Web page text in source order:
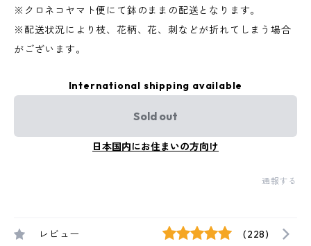
※クロネコヤマト便にて鉢のままの配送となります。
※配送状況により枝、花柄、花、刺などが折れてしまう場合
がございます。
International shipping available
Sold out
日本国内にお住まいの方向け
通報する
レビュー (228)